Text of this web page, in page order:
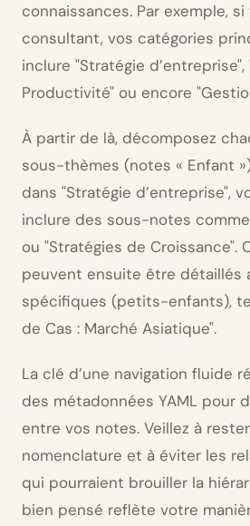
connaissances. Par exemple,
consultant, vos catégories
inclure Stratégie d’entreprise ,
Productivité ou encore
À partir de là, décomposez
sous-thèmes (notes « Enfant
dans Stratégie d’entreprise ,
inclure des sous-notes comme
ou Stratégies de Croissance .
peuvent ensuite être détaillés
spécifiques (petits-enfants),
de Cas : Marché Asiatique .
La clé d’une navigation fluide
des métadonnées YAML pour
entre vos notes. Veillez à
nomenclature et à éviter les
qui pourraient brouiller la
bien pensé reflète votre